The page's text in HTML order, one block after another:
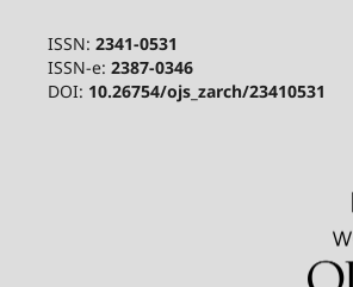
ISSN: 2341-0531
ISSN-e: 2387-0346
DOI: 10.26754/ojs_zarch/23410531